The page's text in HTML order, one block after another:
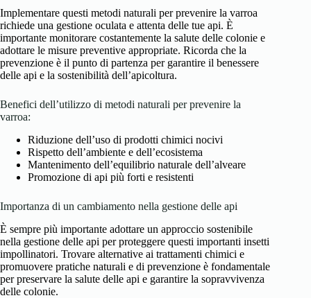
Implementare questi metodi naturali per prevenire la varroa
richiede una gestione oculata e attenta delle tue api. È
importante monitorare costantemente la salute delle colonie e
adottare le misure preventive appropriate. Ricorda che la
prevenzione è il punto di partenza per garantire il benessere
delle api e la sostenibilità dell’apicoltura.
Benefici dell’utilizzo di metodi naturali per prevenire la
varroa:
Riduzione dell’uso di prodotti chimici nocivi
Rispetto dell’ambiente e dell’ecosistema
Mantenimento dell’equilibrio naturale dell’alveare
Promozione di api più forti e resistenti
Importanza di un cambiamento nella gestione delle api
È sempre più importante adottare un approccio sostenibile
nella gestione delle api per proteggere questi importanti insetti
impollinatori. Trovare alternative ai trattamenti chimici e
promuovere pratiche naturali e di prevenzione è fondamentale
per preservare la salute delle api e garantire la sopravvivenza
delle colonie.